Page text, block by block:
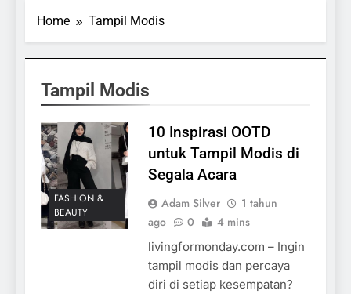
Home Tampil Modis
Tampil Modis
FASHION &
BEAUTY
10 Inspirasi OOTD
untuk Tampil Modis di
Segala Acara
Adam Silver
1 tahun
ago
0 4 mins
livingformonday.com – Ingin
tampil modis dan percaya
diri di setiap kesempatan?